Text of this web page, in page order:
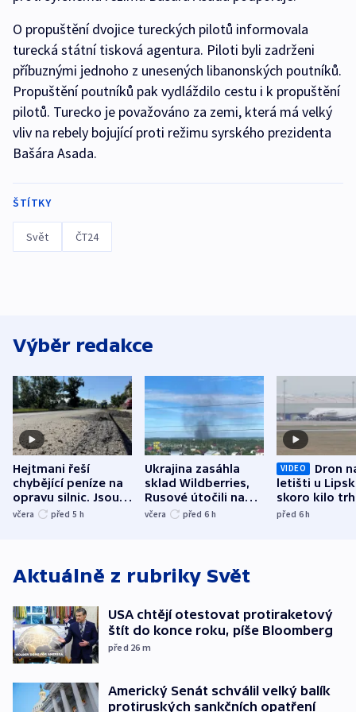
O propuštění dvojice tureckých pilotů informovala
turecká státní tisková agentura. Piloti byli zadrženi
příbuznými jednoho z unesených libanonských poutníků.
Propuštění poutníků pak vydláždilo cestu i k propuštění
pilotů. Turecko je považováno za zemi, která má velký
vliv na rebely bojující proti režimu syrského prezidenta
Bašára Asada.
ŠTÍTKY
Svět ČT24
Výběr redakce
Hejtmani řeší
chybějící peníze na
opravu silnic. Jsou
nenárokové, namítá
včera před 5 h
Ukrajina zasáhla
sklad Wildberries,
Rusové útočili na
trh, hasiče či
včera před 6 h
VIDEO
Dron
letišti u
skoro kilo
indicie
před 6h
Aktuálně z rubriky Svět
USA chtějí otestovat protiraketový
štít do konce roku, píše Bloomberg
před 26 m
Americký Senát schválil velký balík
protiruských sankčních opatření